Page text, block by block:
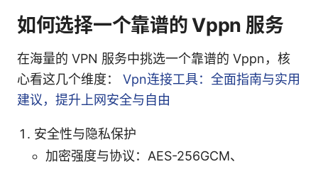
如何选择一个靠谱的 Vppn 服务
在海量的 VPN 服务中挑选一个靠谱的 Vppn，核
心看这几个维度： Vpn连接工具：全面指南与实用
建议，提升上网安全与自由
安全性与隐私保护
加密强度与协议：AES-256GCM、